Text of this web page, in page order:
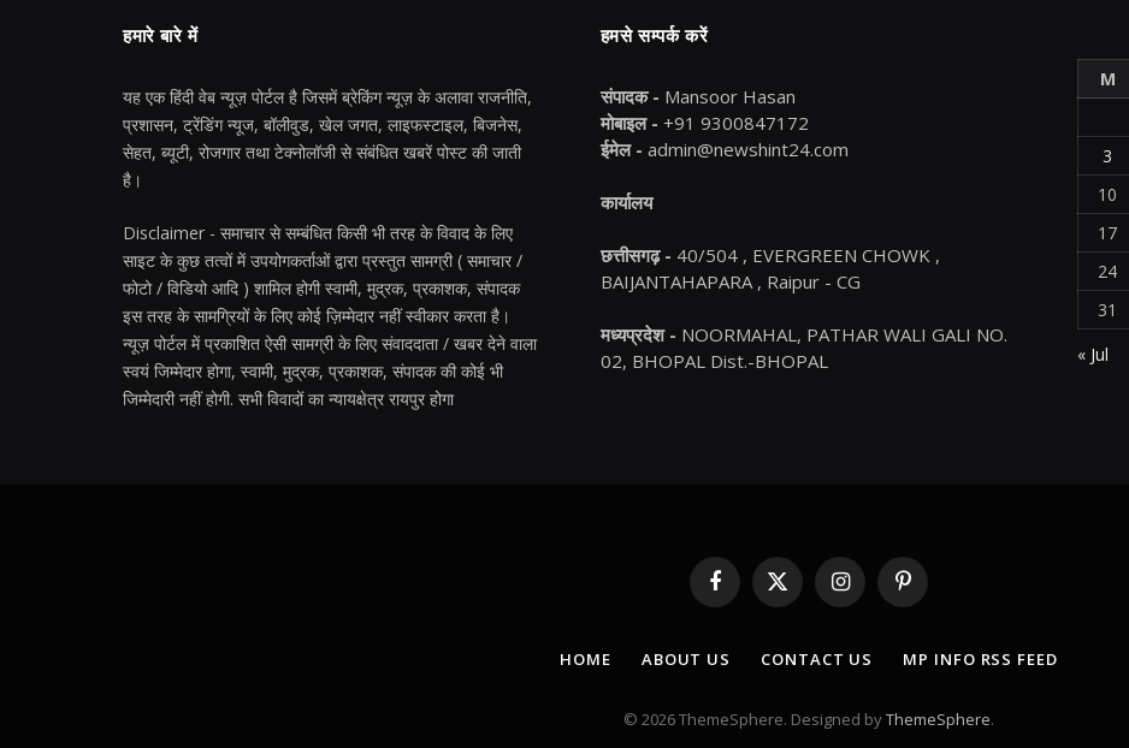
हमारे बारे में
यह एक हिंदी वेब न्यूज़ पोर्टल है जिसमें ब्रेकिंग न्यूज़ के अलावा राजनीति,
प्रशासन, ट्रेंडिंग न्यूज, बॉलीवुड, खेल जगत, लाइफस्टाइल, बिजनेस,
सेहत, ब्यूटी, रोजगार तथा टेक्नोलॉजी से संबंधित खबरें पोस्ट की जाती
है।
Disclaimer - समाचार से सम्बंधित किसी भी तरह के विवाद के लिए
साइट के कुछ तत्वों में उपयोगकर्ताओं द्वारा प्रस्तुत सामग्री ( समाचार /
फोटो / विडियो आदि ) शामिल होगी स्वामी, मुद्रक, प्रकाशक, संपादक
इस तरह के सामग्रियों के लिए कोई ज़िम्मेदार नहीं स्वीकार करता है।
न्यूज़ पोर्टल में प्रकाशित ऐसी सामग्री के लिए संवाददाता / खबर देने वाला
स्वयं जिम्मेदार होगा, स्वामी, मुद्रक, प्रकाशक, संपादक की कोई भी
जिम्मेदारी नहीं होगी. सभी विवादों का न्यायक्षेत्र रायपुर होगा
हमसे सम्पर्क करें
संपादक - Mansoor Hasan
मोबाइल - +91 9300847172
ईमेल - admin@newshint24.com
कार्यालय
छत्तीसगढ़ - 40/504 , EVERGREEN CHOWK ,
BAIJANTAHAPARA , Raipur - CG
मध्यप्रदेश - NOORMAHAL, PATHAR WALI GALI NO.
02, BHOPAL Dist.-BHOPAL
M
3
10
17
24
31
« Jul
Facebook
X
(Twitter)
InstagramPinterest
HOME ABOUT US CONTACT US MP INFO RSS FEED
© 2026 ThemeSphere. Designed byThemeSphere.